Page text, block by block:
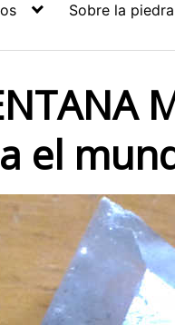
Sobre la piedra
el